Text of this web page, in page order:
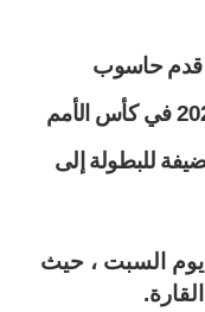
بكأس أمم أفريقيا 2023؟ قدم حاسوب
“Opta” أوبتا العملاق توقعاته لعام 2023 في كأس الأمم
للبطولة إلى
تنطلق كأس الأمم الأفريقية 2023 يوم السبت ، حيث